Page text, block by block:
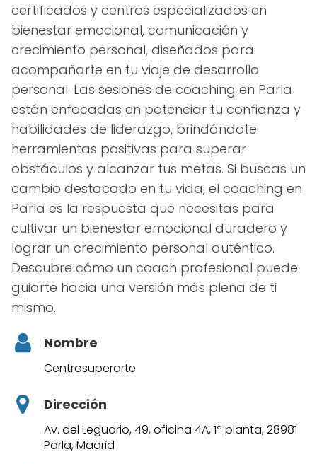
certificados y centros especializados en
bienestar emocional, comunicación y
crecimiento personal, diseñados para
acompañarte en tu viaje de desarrollo
personal. Las sesiones de coaching en Parla
están enfocadas en potenciar tu confianza y
habilidades de liderazgo, brindándote
herramientas positivas para superar
obstáculos y alcanzar tus metas. Si buscas un
cambio destacado en tu vida, el coaching en
Parla es la respuesta que necesitas para
cultivar un bienestar emocional duradero y
lograr un crecimiento personal auténtico.
Descubre cómo un coach profesional puede
guiarte hacia una versión más plena de ti
mismo.
Nombre
Centrosuperarte
Dirección
Av. del Leguario, 49, oficina 4A, 1ª planta, 28981
Parla, Madrid